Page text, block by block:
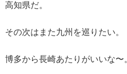
高知県だ。
その次はまた九州を巡りたい。
博多から長崎あたりがいいな〜